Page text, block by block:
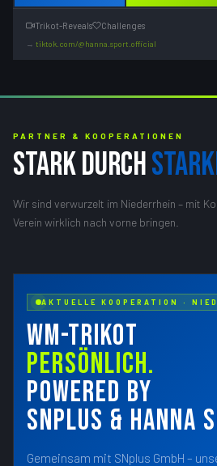
Trikot-Reveals Challenges
→ tiktok.com/@hanna.sport.official
PARTNER & KOOPERATIONEN
STARK DURCH
Wir sind verwurzelt im Niederrhein – mit
Verein wirklich nach vorne bringen.
AKTUELLE KOOPERATION ·
WM-TRIKOT
PERSÖNLICH.
POWERED BY
SNPLUS & HANNA
Gemeinsam mit SNplus GmbH –